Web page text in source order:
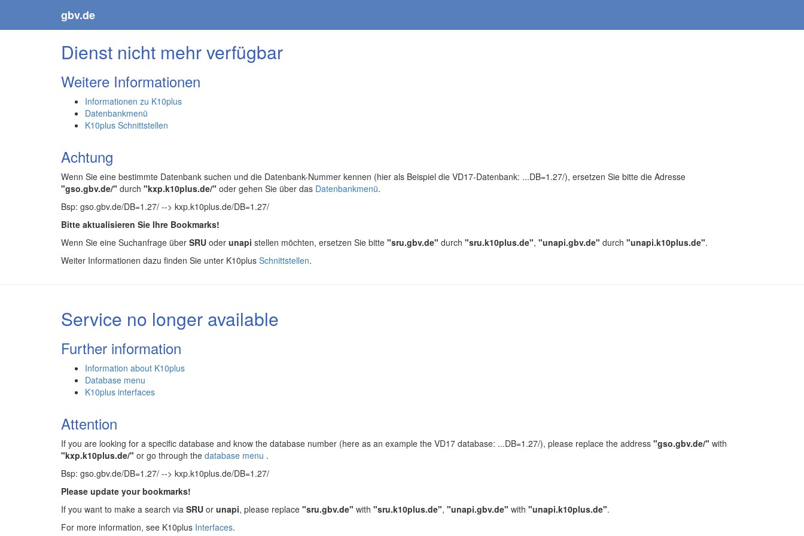
gbv.de
Dienst nicht mehr verfügbar
Weitere Informationen
Informationen zu K10plus
Datenbankmenü
K10plus Schnittstellen
Achtung
Wenn Sie eine bestimmte Datenbank suchen und die Datenbank-Nummer kennen (hier als Beispiel die VD17-Datenbank: ...DB=1.27/), ersetzen Sie bitte die Adresse
"gso.gbv.de/" durch "kxp.k10plus.de/" oder gehen Sie über das Datenbankmenü.
Bsp: gso.gbv.de/DB=1.27/ --> kxp.k10plus.de/DB=1.27/
Bitte aktualisieren Sie Ihre Bookmarks!
Wenn Sie eine Suchanfrage über SRU oder unapi stellen möchten, ersetzen Sie bitte "sru.gbv.de" durch "sru.k10plus.de", "unapi.gbv.de" durch "unapi.k10plus.de".
Weiter Informationen dazu finden Sie unter K10plus Schnittstellen.
Service no longer available
Further information
Information about K10plus
Database menu
K10plus interfaces
Attention
If you are looking for a specific database and know the database number (here as an example the VD17 database: ...DB=1.27/), please replace the address "gso.gbv.de/" with
"kxp.k10plus.de/" or go through the database menu .
Bsp: gso.gbv.de/DB=1.27/ --> kxp.k10plus.de/DB=1.27/
Please update your bookmarks!
If you want to make a search via SRU or unapi, please replace "sru.gbv.de" with "sru.k10plus.de", "unapi.gbv.de" with "unapi.k10plus.de".
For more information, see K10plus Interfaces.